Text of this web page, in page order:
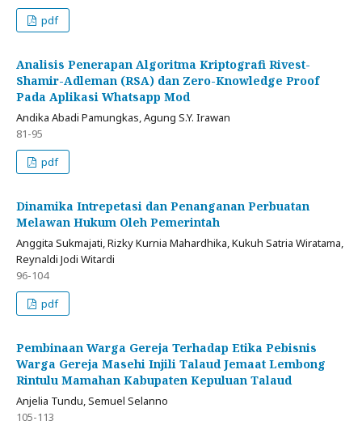
pdf
Analisis Penerapan Algoritma Kriptografi Rivest-
Shamir-Adleman (RSA) dan Zero-Knowledge Proof
Pada Aplikasi Whatsapp Mod
Andika Abadi Pamungkas, Agung S.Y. Irawan
81-95
pdf
Dinamika Intrepetasi dan Penanganan Perbuatan
Melawan Hukum Oleh Pemerintah
Anggita Sukmajati, Rizky Kurnia Mahardhika, Kukuh Satria Wiratama,
Reynaldi Jodi Witardi
96-104
pdf
Pembinaan Warga Gereja Terhadap Etika Pebisnis
Warga Gereja Masehi Injili Talaud Jemaat Lembong
Rintulu Mamahan Kabupaten Kepuluan Talaud
Anjelia Tundu, Semuel Selanno
105-113